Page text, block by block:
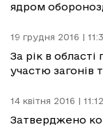
ядром
19 грудня 2016 |
За рік в
участю загонів
14 квітня 2016 | 11:12
Затверджено